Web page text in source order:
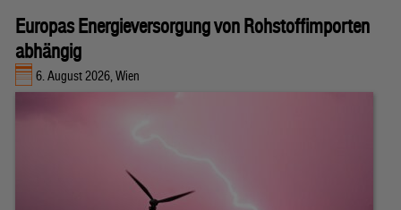
Europas Energieversorgung von Rohstoffimporten
abhängig
6. August 2026, Wien